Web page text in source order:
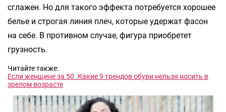
сглажен. Но для такого эффекта потребуется хорошее
белье и строгая линия плеч, которые удержат фасон
на себе. В противном случае, фигура приобретет
грузность.
Читайте также:
Если женщине за 50. Какие 9 трендов обуви нельзя носить в
зрелом возрасте